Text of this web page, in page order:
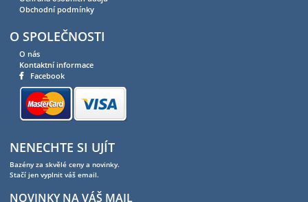
Obchodní podmínky
O SPOLEČNOSTI
O nás
Kontaktní informace
Facebook
NENECHTE SI UJÍT
Bazény za skvělé ceny a novinky.
Stačí jen vyplnit váš email.
NOVINKY NA VÁŠ MAIL